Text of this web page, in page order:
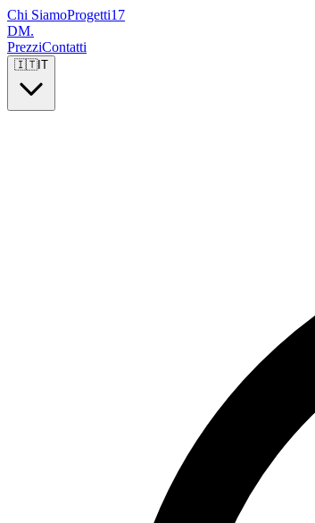
Chi SiamoProgetti17
DM.
PrezziContatti
🇮🇹IT